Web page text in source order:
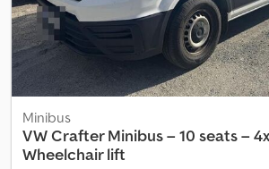
Minibus
VWCrafter Minibus – 10 seats –
Wheelchair lift